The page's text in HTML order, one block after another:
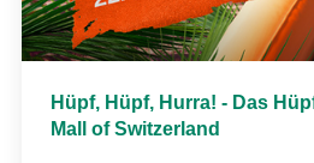
Hüpf, Hüpf, Hurra! - Das
Mall of Switzerland